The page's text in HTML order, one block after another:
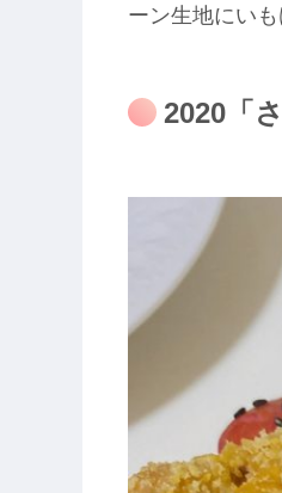
ーン生地にい
2020「